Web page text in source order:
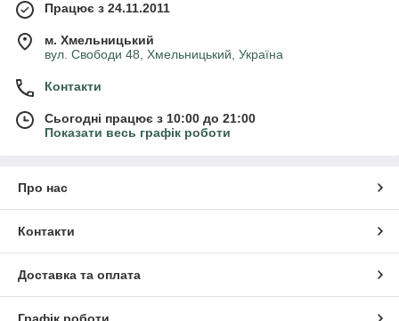
Працює з 24.11.2011
м. Хмельницький
вул. Свободи 48, Хмельницький, Україна
Контакти
Сьогодні працює з 10:00 до 21:00
Показати весь графік роботи
Про нас
Контакти
Доставка та оплата